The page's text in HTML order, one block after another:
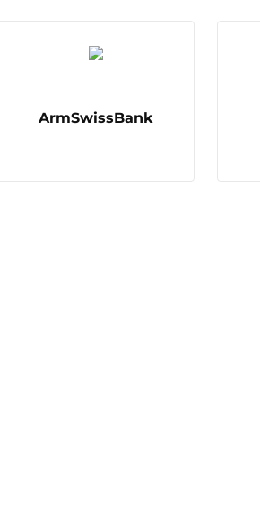
ArmSwissBank